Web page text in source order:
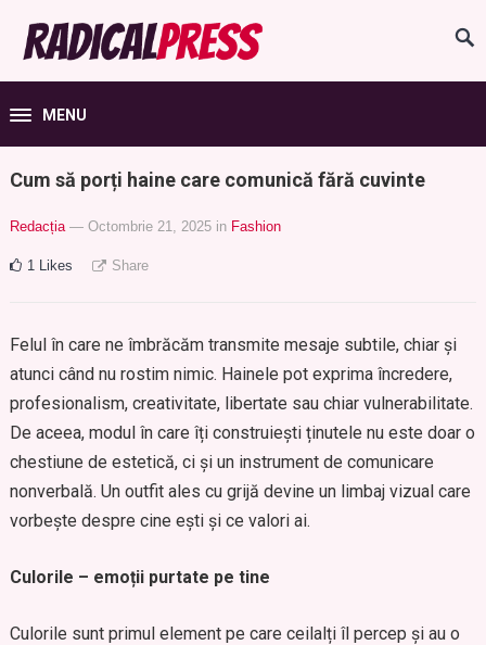
MENU
Cum să porți haine care comunică fără cuvinte
Redacția — Octombrie 21, 2025 in Fashion
1 Likes Share
Felul în care ne îmbrăcăm transmite mesaje subtile, chiar și
atunci când nu rostim nimic. Hainele pot exprima încredere,
profesionalism, creativitate, libertate sau chiar vulnerabilitate.
De aceea, modul în care îți construiești ținutele nu este doar o
chestiune de estetică, ci și un instrument de comunicare
nonverbală. Un outfit ales cu grijă devine un limbaj vizual care
vorbește despre cine ești și ce valori ai.
Culorile – emoții purtate pe tine
Culorile sunt primul element pe care ceilalți îl percep și au o